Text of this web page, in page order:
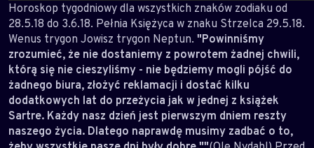
Horoskop tygodniowy dla wszystkich znaków zodiaku od
28.5.18 do 3.6.18. Pełnia Księżyca w znaku Strzelca 29.5.18.
Wenus trygon Jowisz trygon Neptun. "Powinniśmy
zrozumieć, że nie dostaniemy z powrotem żadnej chwili,
którą się nie cieszyliśmy - nie będziemy mogli pójść do
żadnego biura, złożyć reklamacji i dostać kilku
dodatkowych lat do przeżycia jak w jednej z książek
Sartre. Każdy nasz dzień jest pierwszym dniem reszty
naszego życia. Dlatego naprawdę musimy zadbać o to,